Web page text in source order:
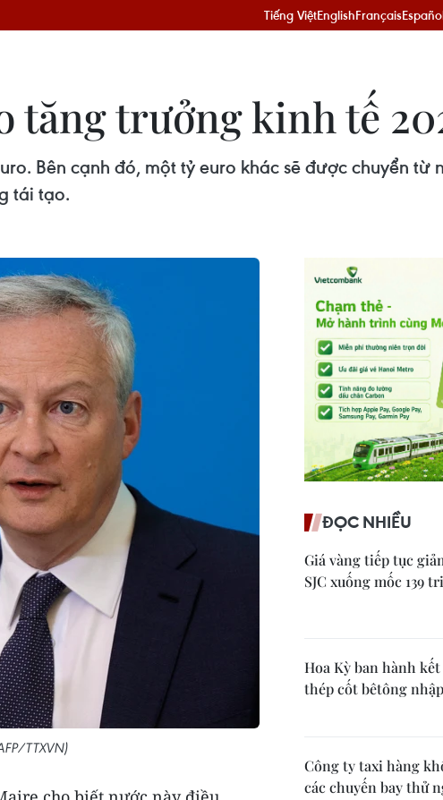
Tiếng ViệtEnglishFrançais
tăng trưởng kinh tế
Bên cạnh đó, một tỷ euro khác sẽ được chuyển từ
tái tạo.
TTXVN)
ĐỌC NHIỀU
Giá vàng tiếp tục
SJC xuống mốc 139
Hoa Kỳ ban hành
thép cốt bêtông
Công ty taxi hàng
các chuyến bay thử